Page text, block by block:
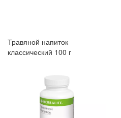
Травяной напиток
классический 100 г